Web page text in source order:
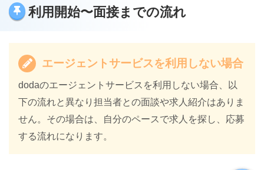
利用開始〜面接までの流れ
エージェントサービスを利用しない場合
dodaのエージェントサービスを利用しない場合、以
下の流れと異なり担当者との面談や求人紹介はありま
せん。その場合は、自分のペースで求人を探し、応募
する流れになります。